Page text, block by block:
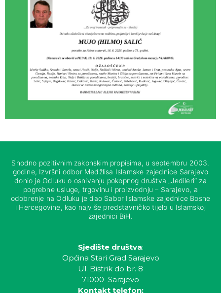
Shodno pozitivnim zakonskim propisima, u septembru 2003.
godine, Izvršni odbor Medžlisa Islamske zajednice Sarajevo
donio je Odluku o osnivanju pokopnog društva „Jedileri“ za
pogrebne usluge, trgovinu i proizvodnju – Sarajevo, a
odobrenje na Odluku je dao Sabor Islamske zajednice Bosne
i Hercegovine, kao najviše predstavničko tijelo u Islamskoj
zajednici BiH.
Sjedište društva:
Općina Stari Grad Sarajevo
Ul. Bistrik do br. 8
71000 Sarajevo
Kontakt telefon: